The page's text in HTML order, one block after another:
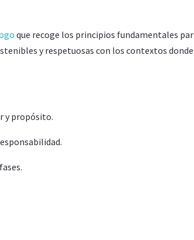
que recoge los principios fundamentales
y respetuosas con los contextos donde
y propósito.